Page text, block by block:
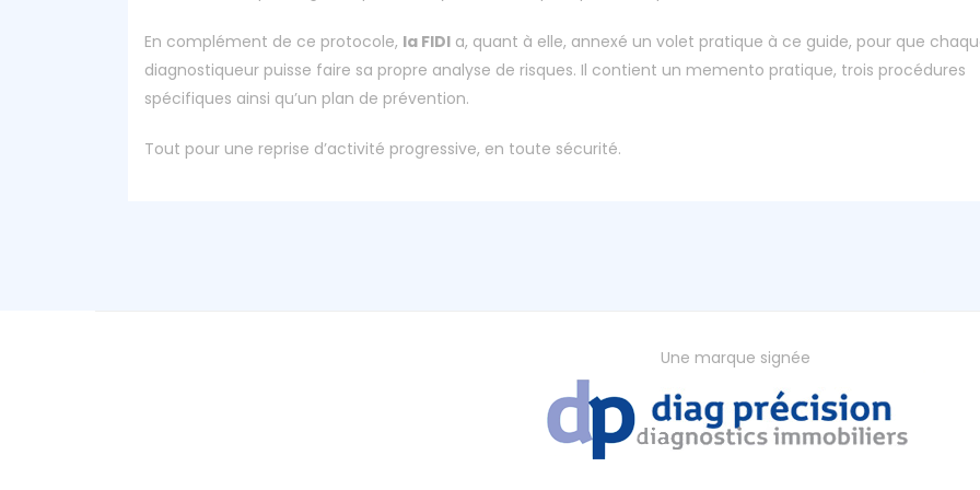
En complément de ce protocole, la FIDI a, quant à elle, annexé un volet pratique à ce guide, pour que
diagnostiqueur puisse faire sa propre analyse de risques. Il contient un memento pratique, trois procédures
spécifiques ainsi qu’un plan de prévention.
Tout pour une reprise d’activité progressive, en toute sécurité.
Une marque signée